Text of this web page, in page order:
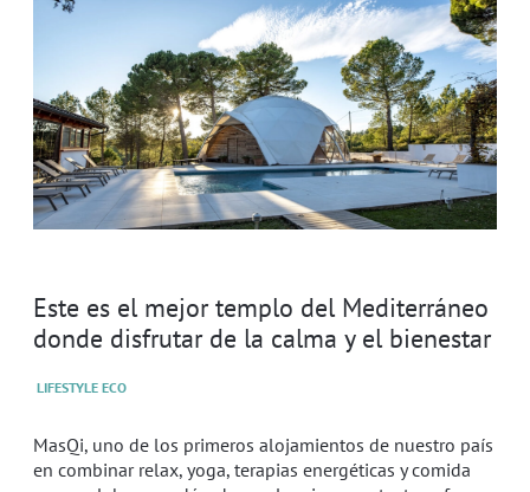
Este es el mejor templo del Mediterráneo
donde disfrutar de la calma y el bienestar
LIFESTYLE ECO
MasQi, uno de los primeros alojamientos de nuestro país
en combinar relax, yoga, terapias energéticas y comida